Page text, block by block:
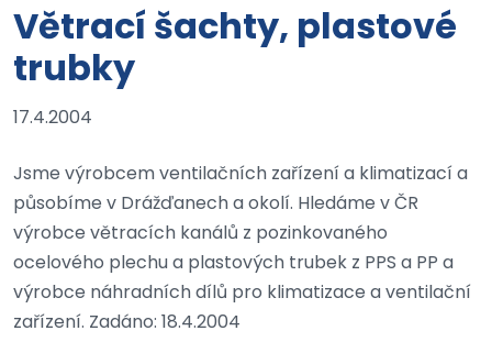
Větrací šachty, plastové
trubky
17.4.2004
Jsme výrobcem ventilačních zařízení a klimatizací a
působíme v Drážďanech a okolí. Hledáme v ČR
výrobce větracích kanálů z pozinkovaného
ocelového plechu a plastových trubek z PPS a PP a
výrobce náhradních dílů pro klimatizace a ventilační
zařízení. Zadáno: 18.4.2004